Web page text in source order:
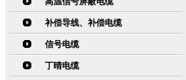
补偿导线、补偿电缆
信号电缆
丁晴电缆